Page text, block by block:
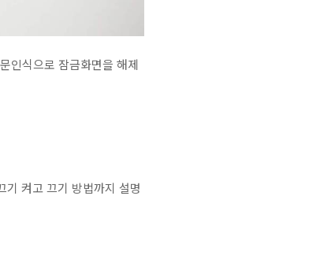
인식으로 잠금화면을 해제
기 켜고 끄기 방법까지 설명